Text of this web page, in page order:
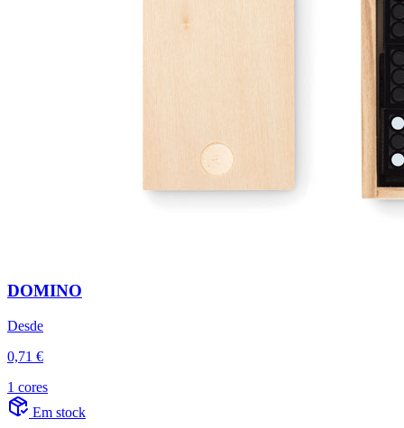
DOMINO
Desde
0,71 €
1 cores
Em stock